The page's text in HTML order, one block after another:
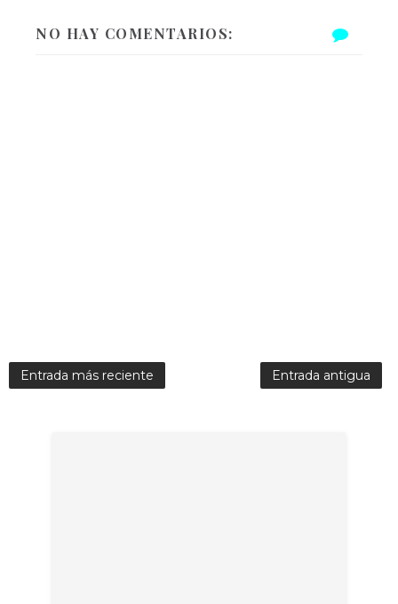
NO HAY COMENTARIOS:
Entrada más reciente Entrada antigua